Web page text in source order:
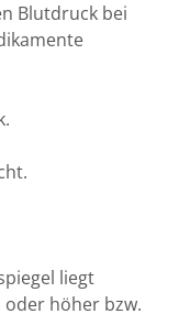
Blutdruck bei
liegt
höher bzw.